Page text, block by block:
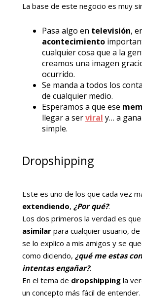
La base de este negocio es muy
Pasa algo en televisión,
acontecimiento
cualquier cosa que a la
creamos una imagen
ocurrido.
Se manda a todos los
de cualquier medio.
Esperamos a que ese
llegar a serviral y… a
simple.
Dropshipping
Este es uno de los que cada vez
extendiendo, ¿Por qué?.
Los dos primeros la verdad es
asimilarpara cualquier usuario,
se lo explico a mis amigos y se
como diciendo, ¿qué me estas
intentas engañar?.
En el tema de dropshippingla
un concepto más fácil de entender.